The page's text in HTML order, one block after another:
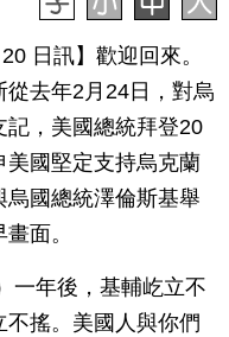
日訊】歡迎回來。
去年2月24日，對烏
記，美國總統拜登20
美國堅定支持烏克蘭
國總統澤倫斯基舉
面。
一年後，基輔屹立不
搖。美國人與你們